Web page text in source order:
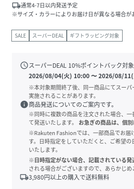
local_shipping通常4-7日以内発送予定
※サイズ・カラーによりお届け日が異なる場合が
SALE スーパーDEAL ギフトラッピング対象
scheduleスーパーDEAL 10%ポイントバック対
2026/08/04(火) 10:00〜2026/08/
※本対象期間終了後、同一商品にてスーパ
実施されることがあります。
info商品発送についてのご案内です。
※同時に複数の商品を注文された場合、一
て発送いたします。
お急ぎの商品は、個別
※Rakuten Fashionでは、一部商品でお届
す。日時指定をしていただくと、ご希望
いたします。
※日時指定がない場合、記載されている
される場合がございますので、あらかじめ
local_shipping3,980円以上の購入で送料無料